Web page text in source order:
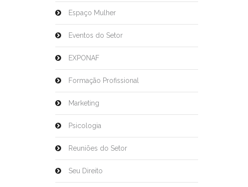
Espaço Mulher
Eventos do Setor
EXPONAF
Formação Profissional
Marketing
Psicologia
Reuniões do Setor
Seu Direito